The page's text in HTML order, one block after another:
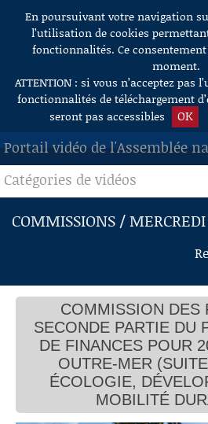
Aller au contenu
En poursuivant votre navigation
l’utilisation de cookies
fonctionnalités. Ce
moment.
ATTENTION : si vous n’acceptez pas
fonctionnalités de téléchargement
seront pas accessibles
OK
Portail vidéo de l'Assemblée
ACCUEIL
EN DIRECT
RECHERCHE
AIDE À LA DÉCOUPE
DE VIDÉOS
Catégories de vidéos
Séance
Questions au
Présidence
Connaissance,
Autres
COMMISSIONS /
COMMISSION DES
SECONDE PARTIE DU
DE FINANCES POUR
OUTRE-MER
ÉCOLOGIE,
MOBILITÉ